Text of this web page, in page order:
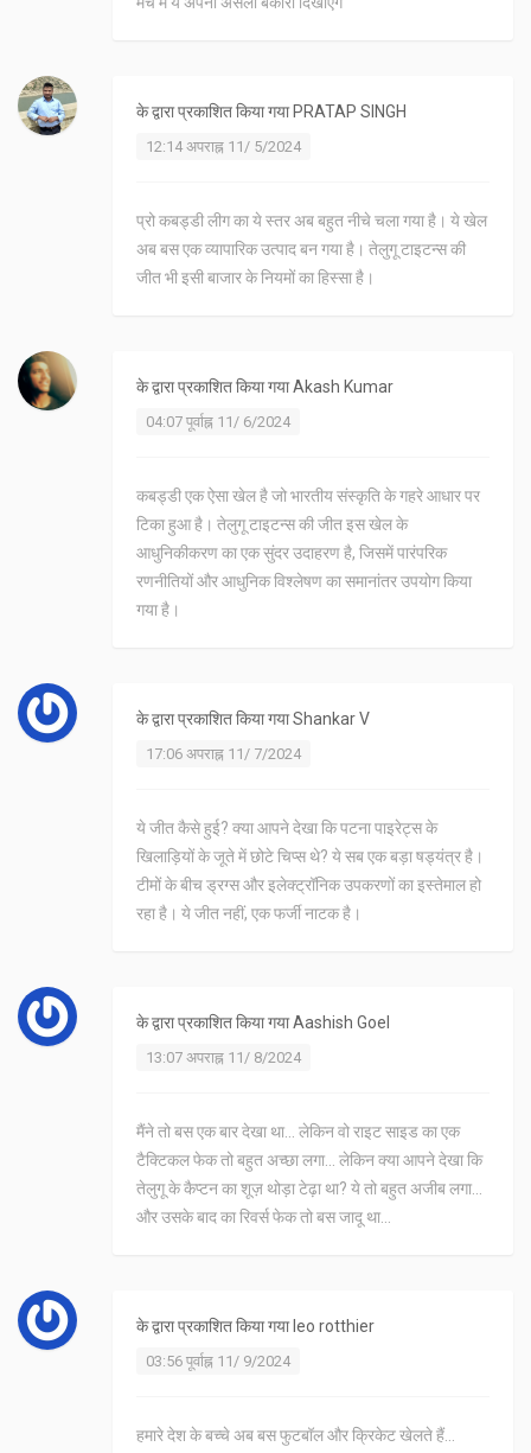
के द्वारा प्रकाशित किया गया PRATAP SINGH
12:14 अपराह्न 11/ 5/2024
प्रो कबड्डी लीग का ये स्तर अब बहुत नीचे चला गया है। ये खेल
अब बस एक व्यापारिक उत्पाद बन गया है। तेलुगू टाइटन्स की
जीत भी इसी बाजार के नियमों का हिस्सा है।
के द्वारा प्रकाशित किया गयाAkash Kumar
04:07 पूर्वाह्न 11/ 6/2024
कबड्डी एक ऐसा खेल है जो भारतीय संस्कृति के गहरे आधार पर
टिका हुआ है। तेलुगू टाइटन्स की जीत इस खेल के
आधुनिकीकरण का एक सुंदर उदाहरण है, जिसमें पारंपरिक
रणनीतियों और आधुनिक विश्लेषण का समानांतर उपयोग किया
गया है।
के द्वारा प्रकाशित किया गयाShankar V
17:06 अपराह्न 11/ 7/2024
ये जीत कैसे हुई? क्या आपने देखा कि पटना पाइरेट्स के
खिलाड़ियों के जूते में छोटे चिप्स थे? ये सब एक बड़ा षड्यंत्र है।
टीमों के बीच ड्रग्स और इलेक्ट्रॉनिक उपकरणों का इस्तेमाल हो
रहा है। ये जीत नहीं, एक फर्जी नाटक है।
के द्वारा प्रकाशित किया गयाAashish Goel
13:07 अपराह्न 11/ 8/2024
मैंने तो बस एक बार देखा था... लेकिन वो राइट साइड का एक
टैक्टिकल फेक तो बहुत अच्छा लगा... लेकिन क्या आपने देखा कि
तेलुगू के कैप्टन का शूज़ थोड़ा टेढ़ा था? ये तो बहुत अजीब लगा...
और उसके बाद का रिवर्स फेक तो बस जादू था...
के द्वारा प्रकाशित किया गया leo rotthier
03:56 पूर्वाह्न 11/ 9/2024
हमारे देश के बच्चे अब बस फुटबॉल और क्रिकेट खेलते हैं...